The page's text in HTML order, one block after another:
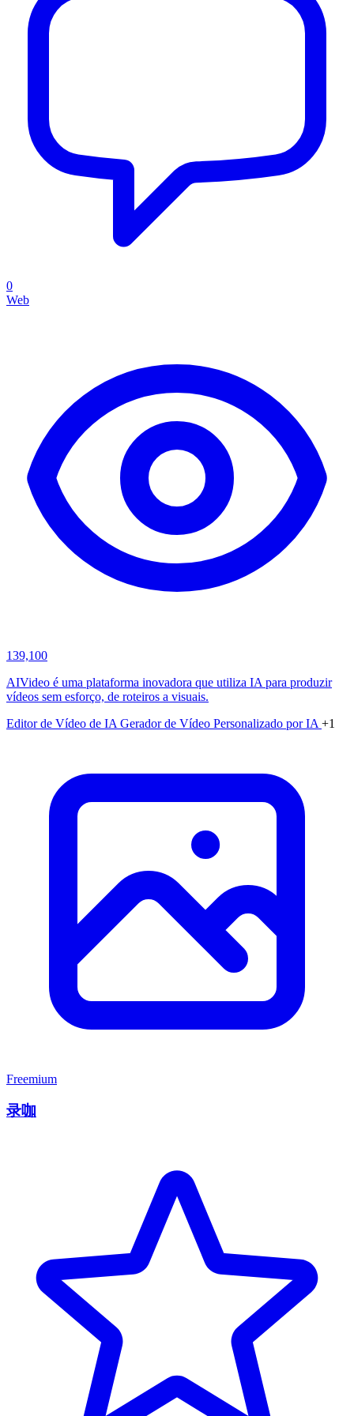
0
Web
139,100
AIVideo é uma plataforma inovadora que utiliza IA para produzir
vídeos sem esforço, de roteiros a visuais.
Editor de Vídeo de IA Gerador de Vídeo Personalizado por IA +1
Freemium
录咖